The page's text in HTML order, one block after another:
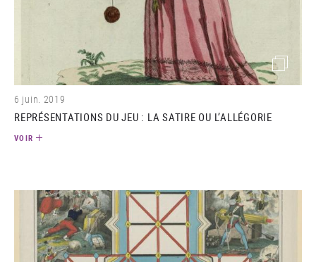
(image)
6 juin. 2019
REPRÉSENTATIONS DU JEU : LA SATIRE OU L’ALLÉGORIE
VOIR